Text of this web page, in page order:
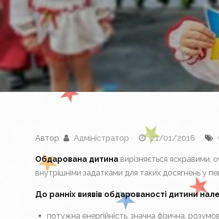
Автор Адміністратор 21/01/2016
Обдарована дитина вирізняється яскравими,
внутрішніми задатками для таких досягнень у
До ранніх виявів обдарованості дитини
потужна енергійність, значна фізична,